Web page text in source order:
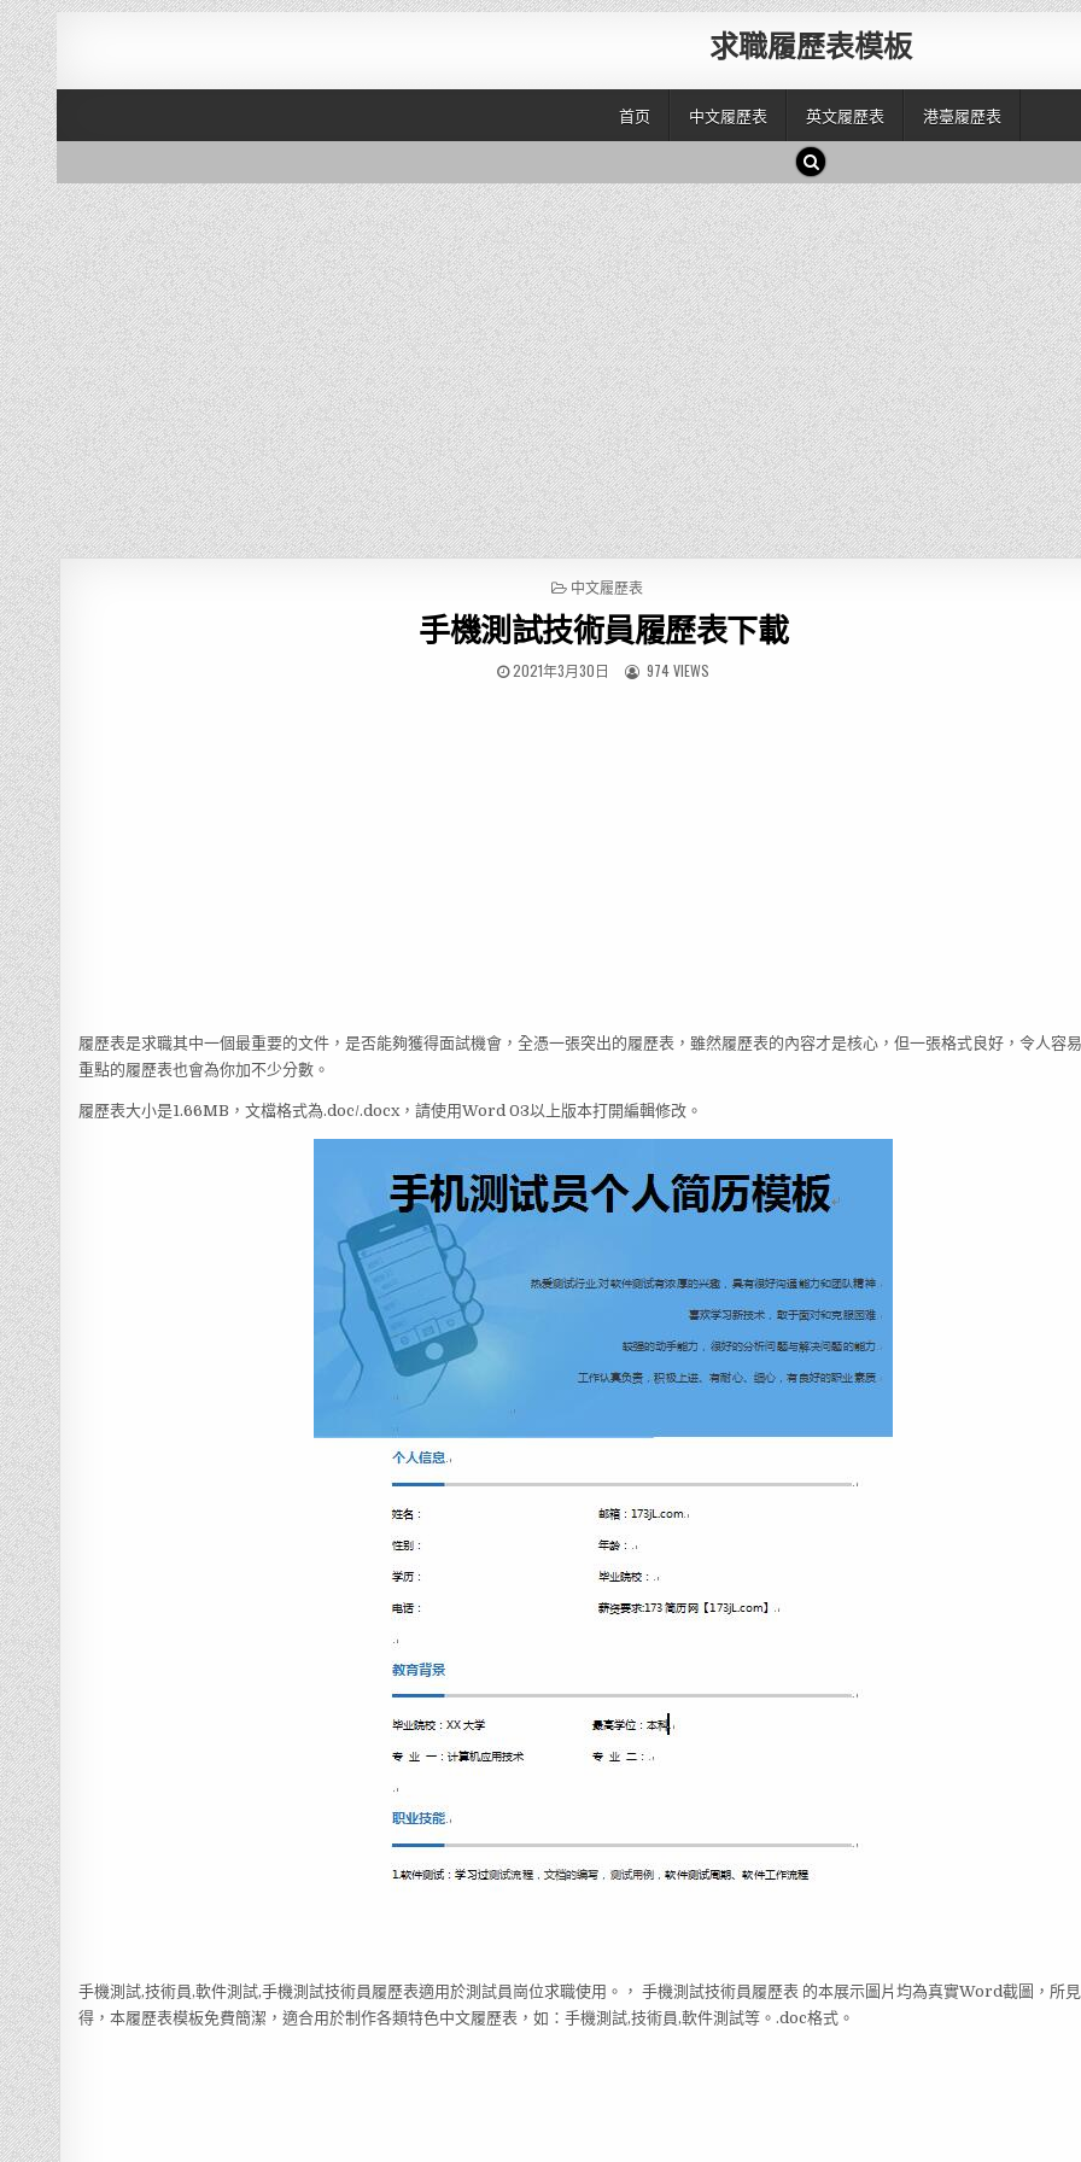
求職履歷表模板
首页 中文履歷表 英文履歷表 港臺履歷表
P
S
T
E
中文履歷表
手機測試技術員履歷表下載
2021年3月30日 974 VIEWS
履歷表是求職其中一個最重要的文件，是否能夠獲得面試機會，全憑一張突出的履歷表，雖然履歷表的內容才是核心，但一張格式良好，令人容
重點的履歷表也會為你加不少分數。
履歷表大小是1.66MB，文檔格式為.doc/.docx，請使用Word 03以上版本打開編輯修改。
手機測試,技術員,軟件測試,手機測試技術員履歷表適用於測試員崗位求職使用。， 手機測試技術員履歷表 的本展示圖片均為真實Word截圖，所
得，本履歷表模板免費簡潔，適合用於制作各類特色中文履歷表，如：手機測試,技術員,軟件測試等。.doc格式。